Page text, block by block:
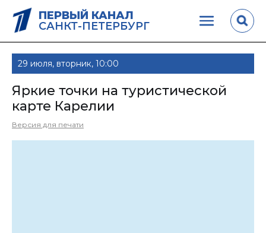
ПЕРВЫЙ КАНАЛ
САНКТ-ПЕТЕРБУРГ
29 июля, вторник, 10:00
Яркие точки на туристической
карте Карелии
Версия для печати